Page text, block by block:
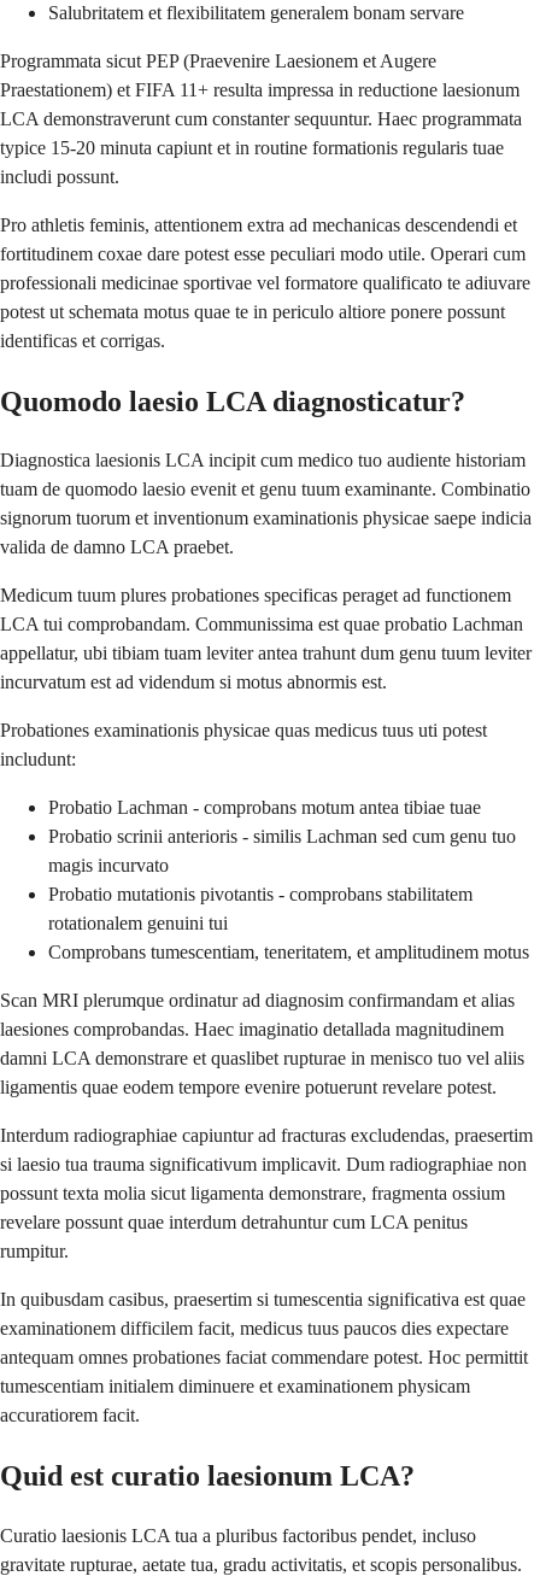
Salubritatem et flexibilitatem generalem bonam servare
Programmata sicut PEP (Praevenire Laesionem et Augere
Praestationem) et FIFA 11+ resulta impressa in reductione laesionum
LCA demonstraverunt cum constanter sequuntur. Haec programmata
typice 15-20 minuta capiunt et in routine formationis regularis tuae
includi possunt.
Pro athletis feminis, attentionem extra ad mechanicas descendendi et
fortitudinem coxae dare potest esse peculiari modo utile. Operari cum
professionali medicinae sportivae vel formatore qualificato te adiuvare
potest ut schemata motus quae te in periculo altiore ponere possunt
identificas et corrigas.
Quomodo laesio LCA diagnosticatur?
Diagnostica laesionis LCA incipit cum medico tuo audiente historiam
tuam de quomodo laesio evenit et genu tuum examinante. Combinatio
signorum tuorum et inventionum examinationis physicae saepe indicia
valida de damno LCA praebet.
Medicum tuum plures probationes specificas peraget ad functionem
LCA tui comprobandam. Communissima est quae probatio Lachman
appellatur, ubi tibiam tuam leviter antea trahunt dum genu tuum leviter
incurvatum est ad videndum si motus abnormis est.
Probationes examinationis physicae quas medicus tuus uti potest
includunt:
Probatio Lachman - comprobans motum antea tibiae tuae
Probatio scrinii anterioris - similis Lachman sed cum genu tuo
magis incurvato
Probatio mutationis pivotantis - comprobans stabilitatem
rotationalem genuini tui
Comprobans tumescentiam, teneritatem, et amplitudinem motus
Scan MRI plerumque ordinatur ad diagnosim confirmandam et alias
laesiones comprobandas. Haec imaginatio detallada magnitudinem
damni LCA demonstrare et quaslibet rupturae in menisco tuo vel aliis
ligamentis quae eodem tempore evenire potuerunt revelare potest.
Interdum radiographiae capiuntur ad fracturas excludendas, praesertim
si laesio tua trauma significativum implicavit. Dum radiographiae non
possunt texta molia sicut ligamenta demonstrare, fragmenta ossium
revelare possunt quae interdum detrahuntur cum LCA penitus
rumpitur.
In quibusdam casibus, praesertim si tumescentia significativa est quae
examinationem difficilem facit, medicus tuus paucos dies expectare
antequam omnes probationes faciat commendare potest. Hoc permittit
tumescentiam initialem diminuere et examinationem physicam
accuratiorem facit.
Quid est curatio laesionum LCA?
Curatio laesionis LCA tua a pluribus factoribus pendet, incluso
gravitate rupturae, aetate tua, gradu activitatis, et scopis personalibus.